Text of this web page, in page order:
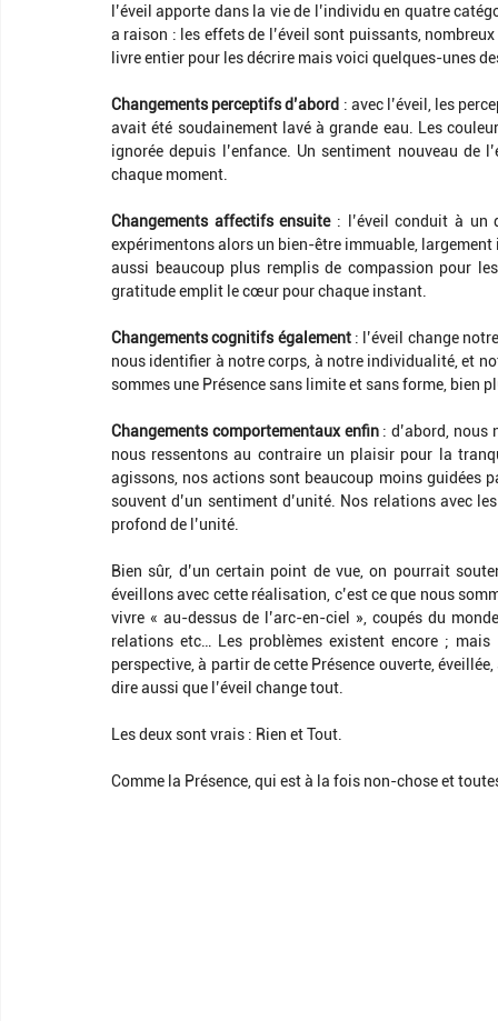
l’éveil apporte dans la vie de l’individu en quatre
a raison : les effets de l’éveil sont puissants,
livre entier pour les décrire mais voici quelques-unes
Changements perceptifs d’abord : avec l’éveil, les
avait été soudainement lavé à grande eau. Les
ignorée depuis l’enfance. Un sentiment nouveau de
chaque moment.
Changements affectifs ensuite : l’éveil conduit à un
expérimentons alors un bien-être immuable,
aussi beaucoup plus remplis de compassion pour
gratitude emplit le cœur pour chaque instant.
Changements cognitifs également : l’éveil change
nous identifier à notre corps, à notre individualité, et
sommes une Présence sans limite et sans forme, bien
Changements comportementaux enfin : d’abord, nous
nous ressentons au contraire un plaisir pour la
agissons, nos actions sont beaucoup moins guidées
souvent d’un sentiment d’unité. Nos relations avec
profond de l’unité.
Bien sûr, d’un certain point de vue, on pourrait
éveillons avec cette réalisation, c’est ce que nous
vivre « au-dessus de l’arc-en-ciel », coupés du
relations etc… Les problèmes existent encore ;
perspective, à partir de cette Présence ouverte,
dire aussi que l’éveil change tout.
Les deux sont vrais : Rien et Tout.
Comme la Présence, qui est à la fois non-chose et